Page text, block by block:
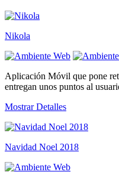
Nikola
Aplicación Móvil que pone
entregan unos puntos al
Mostrar Detalles
Navidad Noel 2018